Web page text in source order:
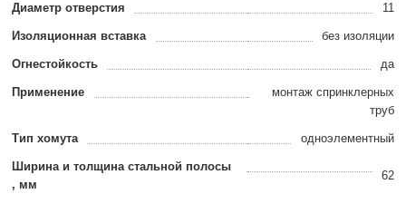
Диаметр отверстия 11
Изоляционная вставка без изоляции
Огнестойкость да
Применение
монтаж спринклерныx
труб
Тип хомута одноэлементный
Ширина и толщина стальной полосы
, мм
62